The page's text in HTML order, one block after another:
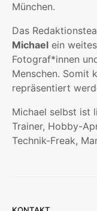
München.
Das
Michael ein
Fotograf*innen
Menschen. Somit
repräsentiert
Michael selbst ist
Trainer, Hobby-
Technik-Freak,